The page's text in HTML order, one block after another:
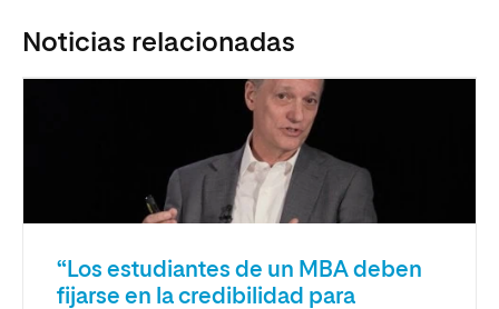
Noticias relacionadas
“Los estudiantes de un MBA deben
fijarse en la credibilidad para